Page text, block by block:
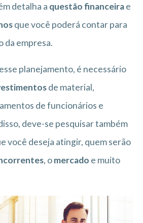
detalha a questão financeirae
que você poderá contar para
da empresa.
planejamento, é necessário
de material,
de funcionários e
deve-se pesquisar também
você deseja atingir, quem serão
, omercado e muito